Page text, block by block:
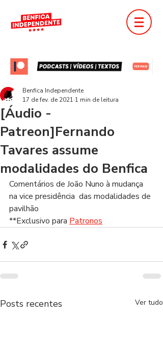
[Áudio -
Patreon]Fernando
Tavares assume
modalidades do Benfica
Benfica Independente
17 de fev. de 2021 1 min de leitura
Comentários de João Nuno à mudança
na vice presidência  das modalidades de
pavilhão
**Exclusivo para Patronos
Posts recentes Ver tudo